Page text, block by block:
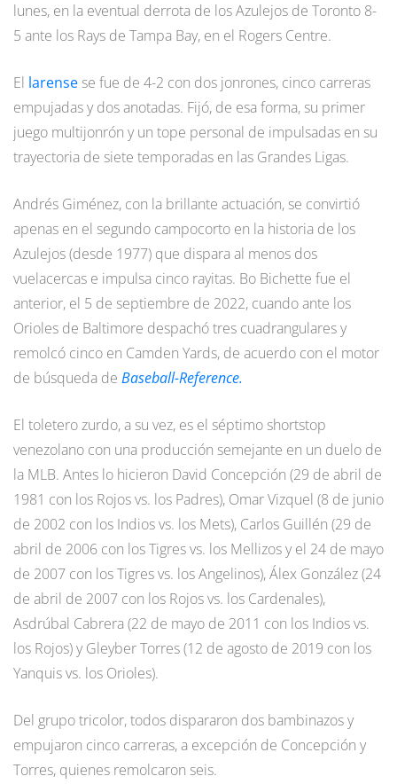
lunes, en la eventual derrota de los Azulejos de Toronto 8-
5 ante los Rays de Tampa Bay, en el Rogers Centre.
El larense se fue de 4-2 con dos jonrones, cinco carreras
empujadas y dos anotadas. Fijó, de esa forma, su primer
juego multijonrón y un tope personal de impulsadas en su
trayectoria de siete temporadas en las Grandes Ligas.
Andrés Giménez, con la brillante actuación, se convirtió
apenas en el segundo campocorto en la historia de los
Azulejos (desde 1977) que dispara al menos dos
vuelacercas e impulsa cinco rayitas. Bo Bichette fue el
anterior, el 5 de septiembre de 2022, cuando ante los
Orioles de Baltimore despachó tres cuadrangulares y
remolcó cinco en Camden Yards, de acuerdo con el motor
de búsqueda de Baseball-Reference.
El toletero zurdo, a su vez, es el séptimo shortstop
venezolano con una producción semejante en un duelo de
la MLB. Antes lo hicieron David Concepción (29 de abril de
1981 con los Rojos vs. los Padres), Omar Vizquel (8 de junio
de 2002 con los Indios vs. los Mets), Carlos Guillén (29 de
abril de 2006 con los Tigres vs. los Mellizos y el 24 de mayo
de 2007 con los Tigres vs. los Angelinos), Álex González (24
de abril de 2007 con los Rojos vs. los Cardenales),
Asdrúbal Cabrera (22 de mayo de 2011 con los Indios vs.
los Rojos) y Gleyber Torres (12 de agosto de 2019 con los
Yanquis vs. los Orioles).
Del grupo tricolor, todos dispararon dos bambinazos y
empujaron cinco carreras, a excepción de Concepción y
Torres, quienes remolcaron seis.